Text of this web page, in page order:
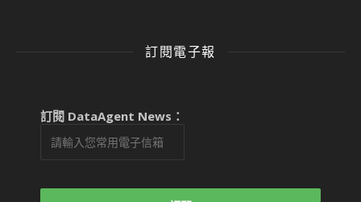
訂閱電子報
訂閱 DataAgent News：